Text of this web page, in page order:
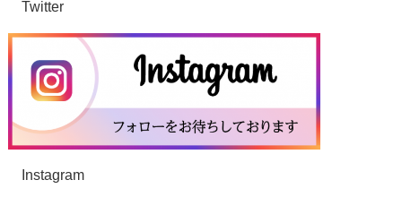
Twitter
Instagram